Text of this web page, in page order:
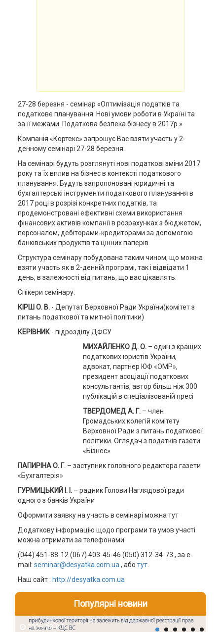
27-28 березня - семінар «Оптимізація податків та
податкове планування. Нові умови роботи в Україні та
за її межами. Податкова безпека бізнесу в 2017р.»
Компанія «Кортекс» запрошує Вас взяти участь у 2-
денному семінарі 27-28 березня.
На семінарі будуть розглянуті нові податкові зміни 2017
року та їх вплив на бізнес в контексті податкового
планування. Будуть запропоновані юридичні та
бухгалтерські інструменти податкового планування в
2017 році в розрізі конкретних податків, та
продемонстровані ефективні схеми використання
фінансових активів компанії в розрахунках з бюджетом,
персоналом, дебіторами-кредиторами за допомогою
банківських продуктів та цінних паперів.
Структура семінару побудована таким чином, що можна
взяти участь як в 2-денній програмі, так і відвідати 1
день, в залежності від питань, що вас цікавлять.
Спікери семінару:
КІРШ О. В.- Депутат Верховної Ради України(комітет з
питань податкової та митної політики)
КЕРІВНИК - підрозділу ДФСУ
МИХАЙЛЕНКО Д. О. – один з кращих
податкових юристів України,
адвокат, партнер ЮФ «OMP»,
президент асоціації податкових
консультантів, автор більш ніж 300
публікацій в спеціалізованій пресі
ТВЕРДОМЕД А. Г. – член
Громадських колегій комітету
Верховної Ради з питань податкової
політики. Оглядач з податків газети
«Бізнес»
ПАПИРІНА О. Г. – заступник головного редактора газети
«Бухгалтерія»
ГУРМИЦЬКИЙ І. І.– радник Голови Наглядової ради
одного з банків України
Оформити заявку на участь в семінарі можна тут
Додаткову інформацію щодо програми та умов участі
можна отримати за телефонами
(044) 451-88-12 (067) 403-45-46 (050) 312-34-73 , за e-
mail: seminar@desyatka.com.ua , або тут.
Наш сайт : http://desyatka.com.ua
Популярні новини
2026-08-07